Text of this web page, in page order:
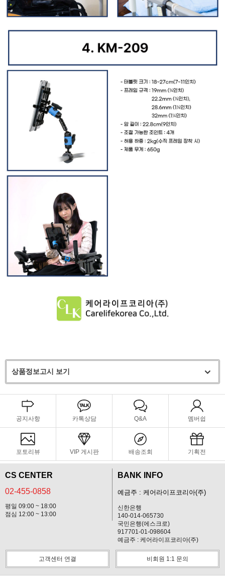
상품정보고시 보기
공지사항 카톡상담 Q&A 멤버쉽
포토리뷰 VIP 게시판 배송조회 기획전
CS CENTER
02-455-0858
평일 09:00 ~ 18:00
점심 12:00 ~ 13:00
BANK INFO
예금주 : 케어라이프코리아(주)
신한은행
140-014-065730
국민은행(에스크로)
917701-01-098604
예금주 : 케어라이프코리아(주)
고객센터 연결 비회원 1:1 문의